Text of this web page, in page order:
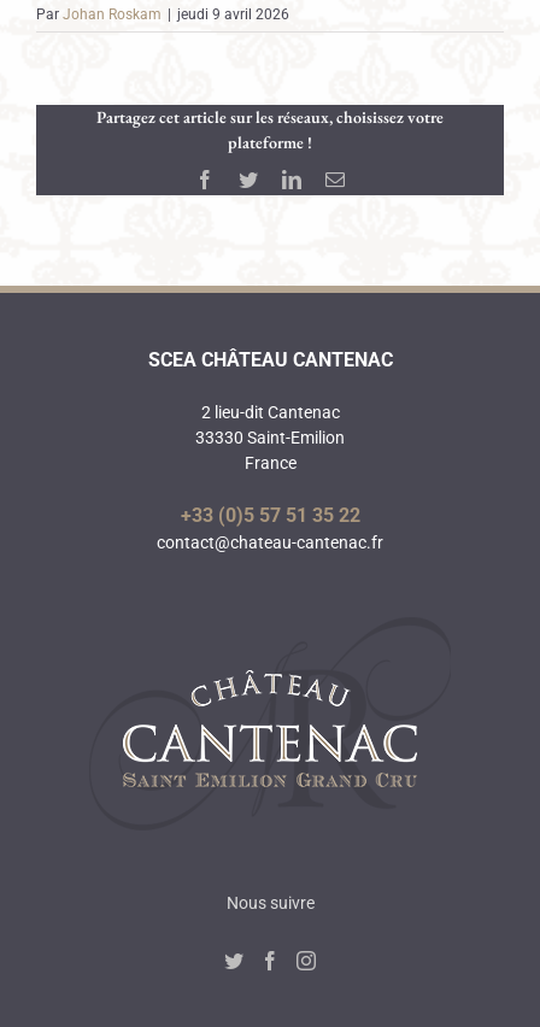
Par Johan Roskam jeudi 9 avril 2026
Partagez cet article sur les réseaux, choisissez votre
plateforme !
Facebook
TwitterLinkedInEmail
SCEA CHÂTEAU CANTENAC
2 lieu-dit Cantenac
33330 Saint-Emilion
France
+33 (0)5 57 51 35 22
contact@chateau-cantenac.fr
Nous suivre